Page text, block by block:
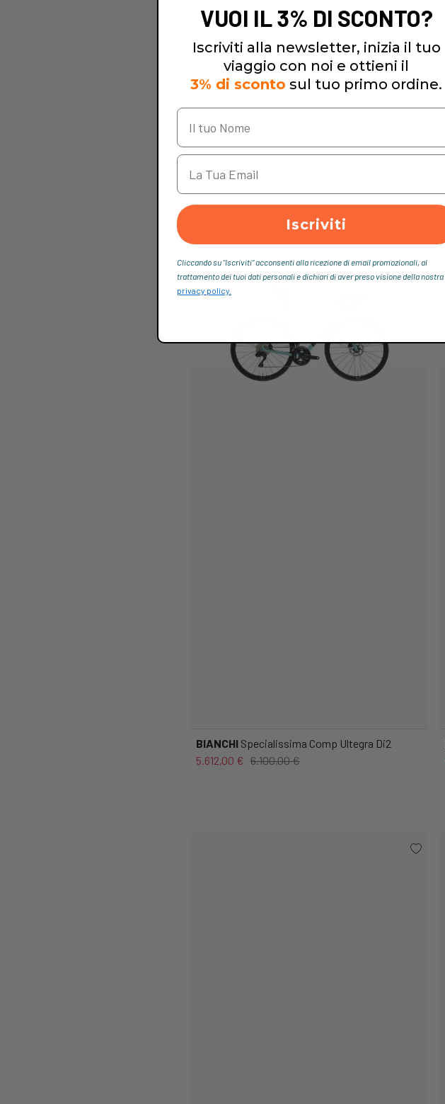
BIANCHI Specialissima Comp Ultegra Di2
5.612,00 € 6.100,00 €
VUOI IL 3% DI SCONTO?
Iscriviti alla newsletter, inizia il tuo
viaggio con noi e ottieni il
3% di sconto sul tuo primo ordine.
Iscriviti
Cliccando su “Iscriviti“ acconsenti alla ricezione di email promozionali, al
trattamento dei tuoi dati personali e dichiari di aver preso visione della nostra
privacy policy.